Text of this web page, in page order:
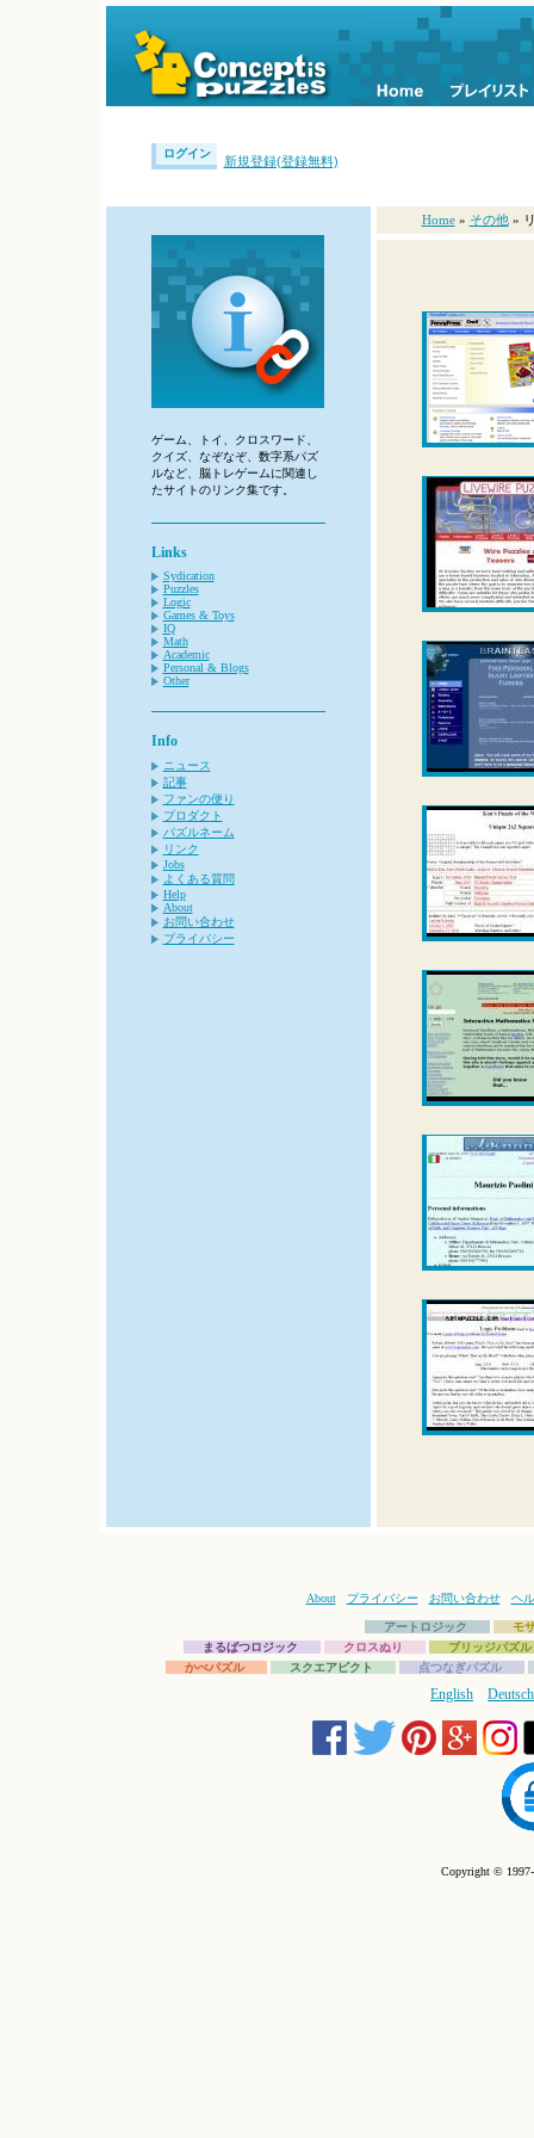
ログイン
新規登録(登録無料)
ゲーム、トイ、クロスワード、
クイズ、なぞなぞ、数字系パズ
ルなど、脳トレゲームに関連し
たサイトのリンク集です。
Links
Sydication
Puzzles
Logic
Games & Toys
IQ
Math
Academic
Personal & Blogs
Other
Info
ニュース
記事
ファンの便り
プロダクト
パズルネーム
リンク
Jobs
よくある質問
Help
About
お問い合わせ
プライバシー
Home » その他 »
About プライバシー お問い合わせ ヘ
アートロジック
モ
まるばつロジック
クロスぬり
ブリッジパズル
かべパズル
スクエアピクト 点つなぎパズル
English Deutsch
Copyright ©